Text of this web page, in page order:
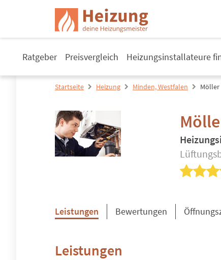
Ratgeber Preisvergleich Heizungsinstallateure
Startseite Heizung Minden, Westfalen Möller
Leistungen Bewertungen
Leistungen